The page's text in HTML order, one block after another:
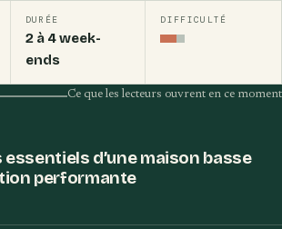
DURÉE
2 à 4 week-
ends
DIFFICULTÉ
Intermédiaire
Ce que les lecteurs ouvrent en ce moment
d’une maison basse
performante